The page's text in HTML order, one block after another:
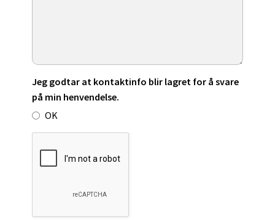
Jeg godtar at kontaktinfo blir lagret for å svare
på min henvendelse.
OK